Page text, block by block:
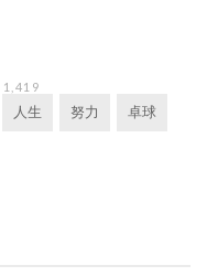
1,419
人生 努力 卓球